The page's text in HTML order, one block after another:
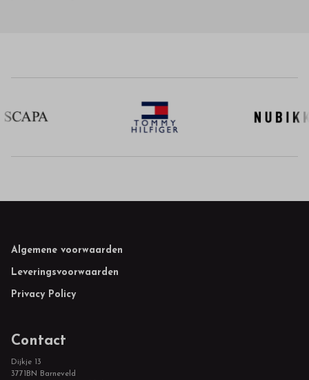
Footer
Algemene voorwaarden
Leveringsvoorwaarden
Privacy Policy
Contact
Dijkje 13
3771BN Barneveld